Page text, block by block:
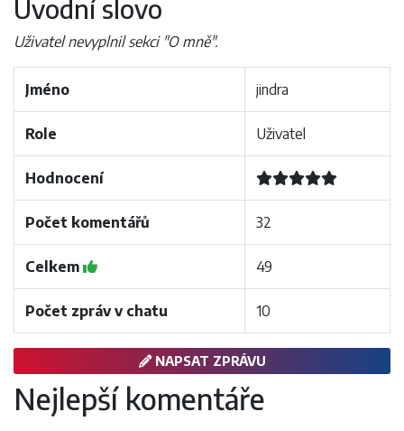
Úvodní slovo
Uživatel nevyplnil sekci "O mně".
Jméno jindra
Role Uživatel
Hodnocení
Počet komentářů 32
Celkem 49
Počet zpráv v chatu 10
NAPSAT ZPRÁVU
Nejlepší komentáře